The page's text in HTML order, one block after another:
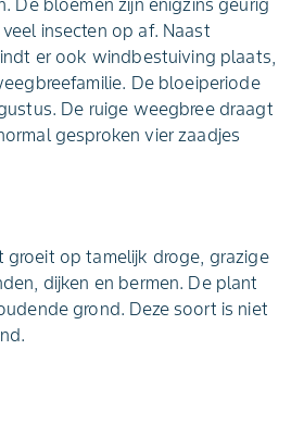
De bloemen zijn enigzins geurig
insecten op af. Naast
er ook windbestuiving plaats,
De bloeiperiode
De ruige weegbree draagt
gesproken vier zaadjes
groeit op tamelijk droge, grazige
dijken en bermen. De plant
grond. Deze soort is niet